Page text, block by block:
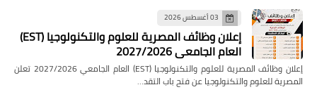
03 أغسطس 2026
إعلان وظائف المصرية للعلوم والتكنولوجيا (EST)
العام الجامعي 2027/2026
إعلان وظائف المصرية للعلوم والتكنولوجيا (EST) العام الجامعي 2027/2026 تعلن
المصرية للعلوم والتكنولوجيا عن فتح باب التقد…